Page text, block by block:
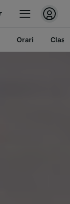
Orari